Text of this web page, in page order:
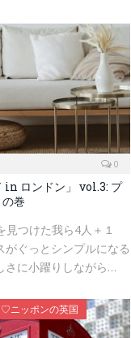
0
in ロンドン」 vol.3: プ
巻
つけた我ら4人＋１
ぐっとシンプルになる
さに小躍りしながら…
♡ニッポンの英国